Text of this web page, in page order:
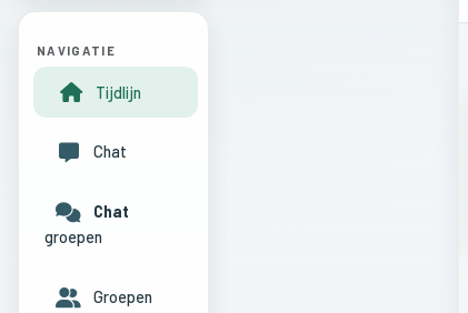
NAVIGATIE
Tijdlijn
Chat
Chat
groepen
Groepen